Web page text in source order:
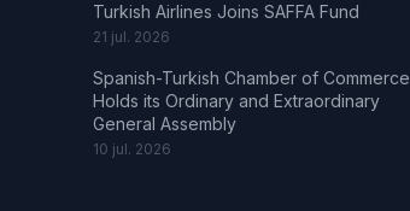
Turkish Airlines Joins SAFFA Fund
21 jul. 2026
Spanish-Turkish Chamber of Commerce
Holds its Ordinary and Extraordinary
General Assembly
10 jul. 2026